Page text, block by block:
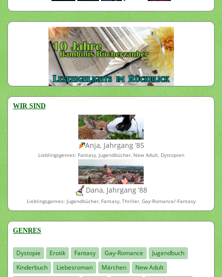
WIR SIND
Anja, Jahrgang ’85
Lieblingsgenres: Fantasy, Jugendbücher, New Adult, Dystopien
Dana, Jahrgang ’88
Lieblingsgenres: Jugendbücher, Fantasy, Thriller, Gay-Romance/-Fantasy
GENRES
Dystopie Erotik Fantasy Gay-Romance
Jugendbuch
Kinderbuch
Liebesroman Märchen
New Adult